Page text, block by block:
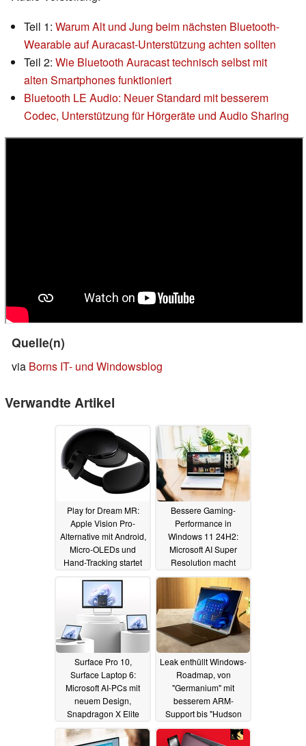
Teil 1: Warum Alt und Jung beim nächsten Bluetooth-
Wearable auf Auracast-Unterstützung achten sollten
Teil 2: Wie Bluetooth Auracast technisch selbst mit
alten Smartphones funktioniert
Bluetooth LE Audio: Neuer Standard mit besserem
Codec, Unterstützung für Hörgeräte und Audio Sharing
Quelle(n)
via Borns IT- und Windowsblog
Verwandte Artikel
Play for Dream MR:
Apple Vision Pro-
Alternative mit Android,
Micro-OLEDs und
Hand-Tracking startet
07.09.2024
Bessere Gaming-
Performance in
Windows 11 24H2:
Microsoft AI Super
Resolution macht
DLSS und FSR
Konkurrenz12.02.2024
Surface Pro 10,
Surface Laptop 6:
Microsoft AI-PCs mit
neuem Design,
Snapdragon X Elite
und Core Ultra gegen
Apple M3 Macbook
Leak enthüllt Windows-
Roadmap, von
"Germanium" mit
besserem ARM-
Support bis "Hudson
Valley" mit KI-Fokus
06.12.2023